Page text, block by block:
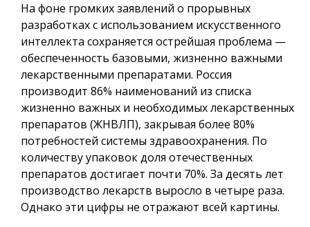
На фоне громких заявлений о прорывных
разработках с использованием искусственного
интеллекта сохраняется острейшая проблема —
обеспеченность базовыми, жизненно важными
лекарственными препаратами. Россия
производит 86% наименований из списка
жизненно важных и необходимых лекарственных
препаратов (ЖНВЛП), закрывая более 80%
потребностей системы здравоохранения. По
количеству упаковок доля отечественных
препаратов достигает почти 70%. За десять лет
производство лекарств выросло в четыре раза.
Однако эти цифры не отражают всей картины.